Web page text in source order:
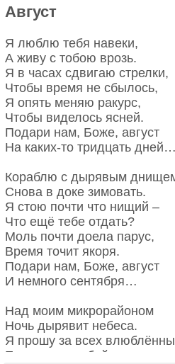
Август
Я люблю тебя навеки,
А живу с тобою врозь.
Я в часах сдвигаю стрелки,
Чтобы время не сбылось,
Я опять меняю ракурс,
Чтобы виделось ясней.
Подари нам, Боже, август
На каких-то тридцать дней…
Кораблю с дырявым
Снова в доке зимовать.
Я стою почти что нищий –
Что ещё тебе отдать?
Моль почти доела парус,
Время точит якоря.
Подари нам, Боже, август
И немного сентября…
Над моим микрорайоном
Ночь дырявит небеса.
Я прошу за всех
Если нам с тобой нельзя.